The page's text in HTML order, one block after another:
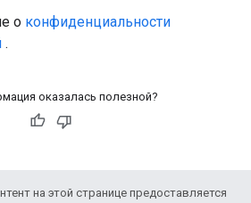
о конфиденциальности
.
оказалась полезной?
на этой странице предоставляется